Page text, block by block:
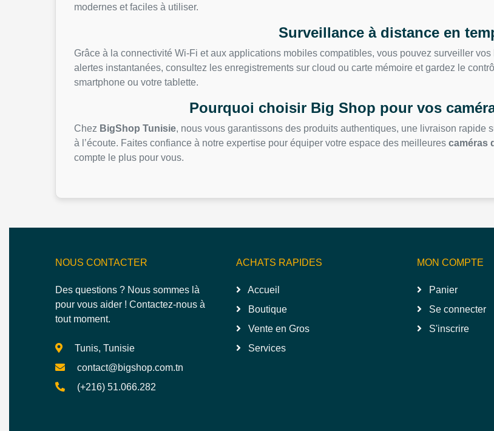
modernes et faciles à utiliser.
Surveillance à distance en
Grâce à la connectivité Wi-Fi et aux applications mobiles compatibles, vous pouvez surveiller
alertes instantanées, consultez les enregistrements sur cloud ou carte mémoire et gardez le
smartphone ou votre tablette.
Pourquoi choisir Big Shop pour vos
Chez BigShop Tunisie, nous vous garantissons des produits authentiques, une livraison rapide
à l’écoute. Faites confiance à notre expertise pour équiper votre espace des meilleurescaméras
compte le plus pour vous.
NOUS CONTACTER
Des questions ? Nous sommes là
pour vous aider ! Contactez-nous à
tout moment.
Tunis, Tunisie
contact@bigshop.com.tn
(+216) 51.066.282
ACHATS RAPIDES
Accueil
Boutique
Vente en Gros
Services
MON COMPTE
Panier
Se connecter
S'inscrire